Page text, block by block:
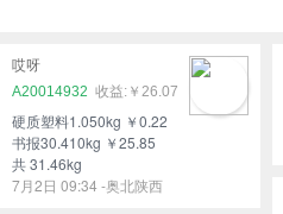
哎呀
A20014932
￥26.07
硬质塑料1.050kg ￥0.22
书报30.410kg ￥25.85
共 31.46kg
7月2日 09:34 -奥北陕西